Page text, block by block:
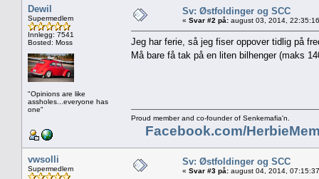
Dewil
Supermedlem
Innlegg: 7541
Bosted: Moss
"Opinions are like
assholes...everyone has
one"
Sv: Østfoldinger og SCC
« Svar #2 på: august 03, 2014,
Jeg har ferie, så jeg fiser oppover tidlig på
Må bare få tak på en liten bilhenger (maks
Proud member and co-founder of Senkemafia'n.
Facebook.com/
vwsolli
Supermedlem
Sv: Østfoldinger og SCC
« Svar #3 på: august 04, 2014,